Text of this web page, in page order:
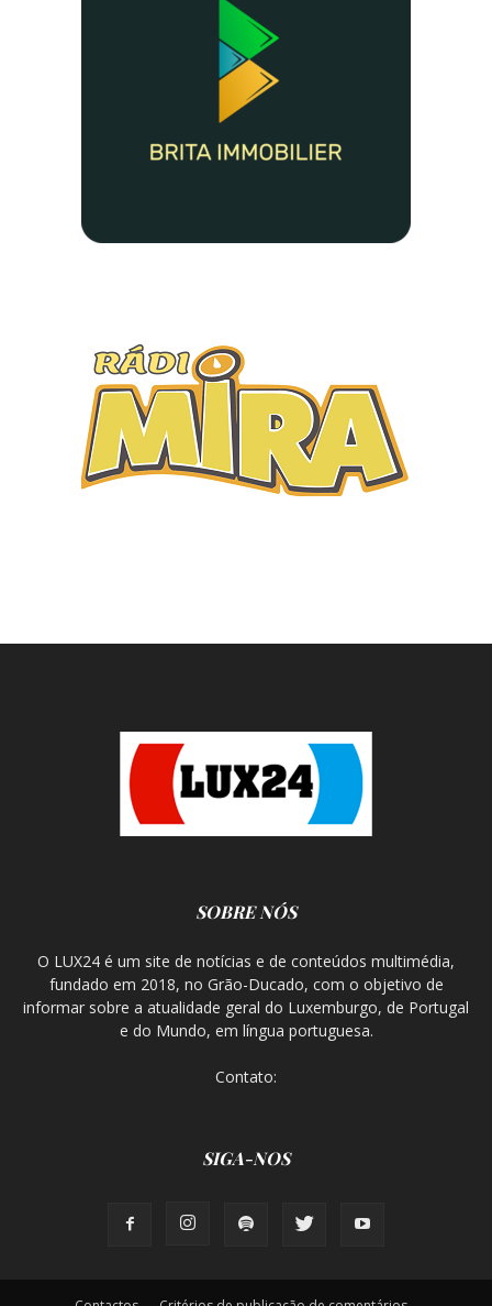
SOBRE NÓS
O LUX24 é um site de notícias e de conteúdos multimédia,
fundado em 2018, no Grão-Ducado, com o objetivo de
informar sobre a atualidade geral do Luxemburgo, de Portugal
e do Mundo, em língua portuguesa.
Contato:
SIGA-NOS